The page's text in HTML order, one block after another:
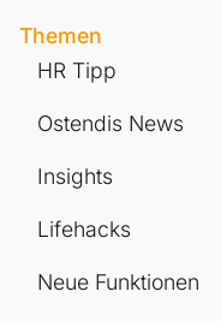
Themen
HR Tipp
Ostendis News
Insights
Lifehacks
Neue Funktionen